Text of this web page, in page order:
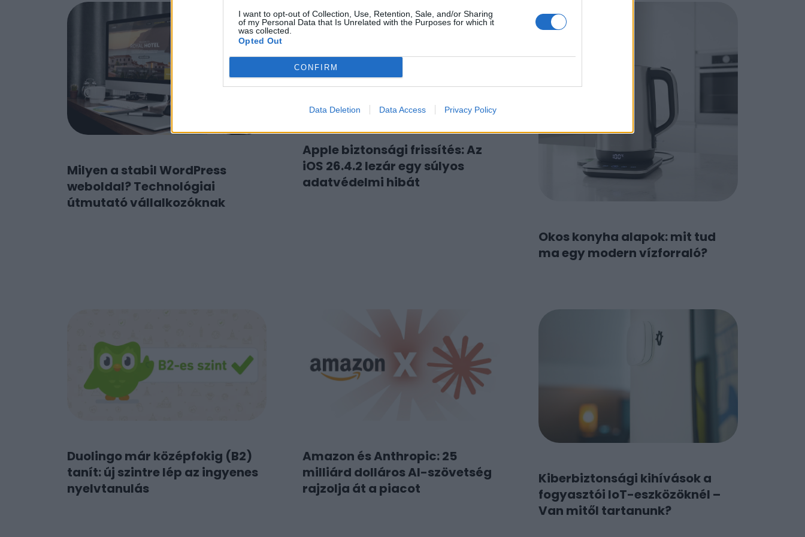
I want to opt-out of Collection, Use, Retention, Sale, and/or Sharing
of my Personal Data that Is Unrelated with the Purposes for which it
was collected.
Opted Out
CONFIRM
Data Deletion Data Access Privacy Policy
Milyen a stabil WordPress
weboldal? Technológiai
útmutató vállalkozóknak
Apple biztonsági frissítés: Az
iOS 26.4.2 lezár egy súlyos
adatvédelmi hibát
Okos konyha alapok: mit tud
ma egy modern vízforraló?
Duolingo már középfokig (B2)
tanít: új szintre lép az ingyenes
nyelvtanulás
Amazon és Anthropic: 25
milliárd dolláros AI-szövetség
rajzolja át a piacot
Kiberbiztonsági kihívások a
fogyasztói IoT-eszközöknél –
Van mitől tartanunk?